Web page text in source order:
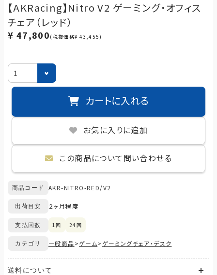
【AKRacing】Nitro V2 ゲーミング・オフィス
チェア（レッド）
¥ 47,800 (税抜価格¥ 43,455)
カートに入れる
お気に入りに追加
この商品について問い合わせる
商品コード AKR-NITRO-RED/V2
出荷目安 ２ヶ月程度
支払回数 1回 24回
カテゴリ 一般商品>ゲーム> ゲーミングチェア・デスク
送料について